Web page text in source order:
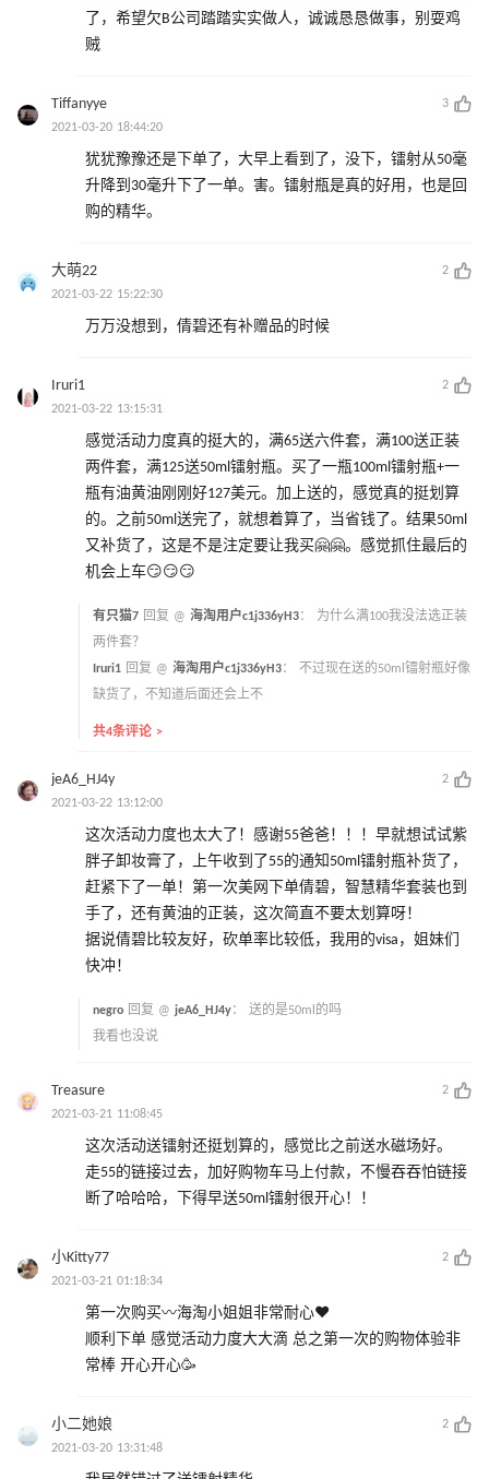
了，希望欠B公司踏踏实实做人，诚诚恳恳做事，别耍鸡
贼
Tiffanyye
3
2021-03-20 18:44:20
犹犹豫豫还是下单了，大早上看到了，没下，镭射从50毫
升降到30毫升下了一单。害。镭射瓶是真的好用，也是回
购的精华。
大萌22
2
2021-03-22 15:22:30
万万没想到，倩碧还有补赠品的时候
Iruri1
2
2021-03-22 13:15:31
感觉活动力度真的挺大的，满65送六件套，满100送正装
两件套，满125送50ml镭射瓶。买了一瓶100ml镭射瓶+一
瓶有油黄油刚刚好127美元。加上送的，感觉真的挺划算
的。之前50ml送完了，就想着算了，当省钱了。结果50ml
又补货了，这是不是注定要让我买🤗🤗。感觉抓住最后的
机会上车😏😏😏
有只猫7 回复 @ 海淘用户c1j336yH3： 为什么满100我没法选正装
两件套？
Iruri1 回复 @ 海淘用户c1j336yH3： 不过现在送的50ml镭射瓶好像
缺货了，不知道后面还会上不
共4条评论 >
jeA6_HJ4y
2
2021-03-22 13:12:00
这次活动力度也太大了！感谢55爸爸！！！早就想试试紫
胖子卸妆膏了，上午收到了55的通知50ml镭射瓶补货了，
赶紧下了一单！第一次美网下单倩碧，智慧精华套装也到
手了，还有黄油的正装，这次简直不要太划算呀！
据说倩碧比较友好，砍单率比较低，我用的visa，姐妹们
快冲！
negro 回复 @ jeA6_HJ4y： 送的是50ml的吗
我看也没说
Treasure
2
2021-03-21 11:08:45
这次活动送镭射还挺划算的，感觉比之前送水磁场好。
走55的链接过去，加好购物车马上付款，不慢吞吞怕链接
断了哈哈哈，下得早送50ml镭射很开心！！
小Kitty77
2
2021-03-21 01:18:34
第一次购买〰️海淘小姐姐非常耐心♥️
顺利下单 感觉活动力度大大滴 总之第一次的购物体验非
常棒 开心开心🥳
小二她娘
2
2021-03-20 13:31:48